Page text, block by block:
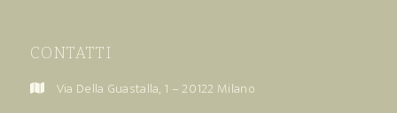
CONTATTI
Via Della Guastalla, 1 – 20122 Milano